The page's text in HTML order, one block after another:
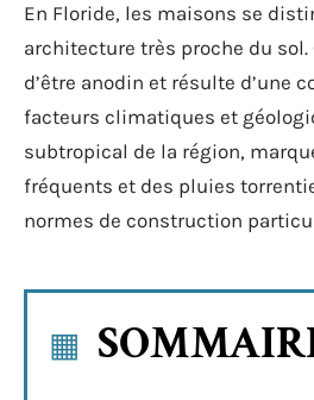
En Floride, les maisons se
architecture très proche du sol.
d’être anodin et résulte d’une
facteurs climatiques et
subtropical de la région,
fréquents et des pluies
normes de construction